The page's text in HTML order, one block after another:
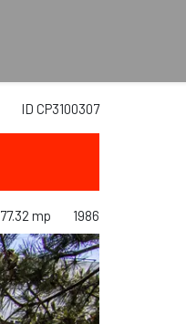
ID CP3100307
77.32 mp 1986